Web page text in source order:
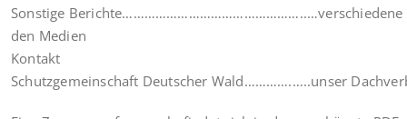
Sonstige Berichte…………………………………………..…verschiedene
den Medien
Kontakt
Schutzgemeinschaft Deutscher Wald………….…..unser